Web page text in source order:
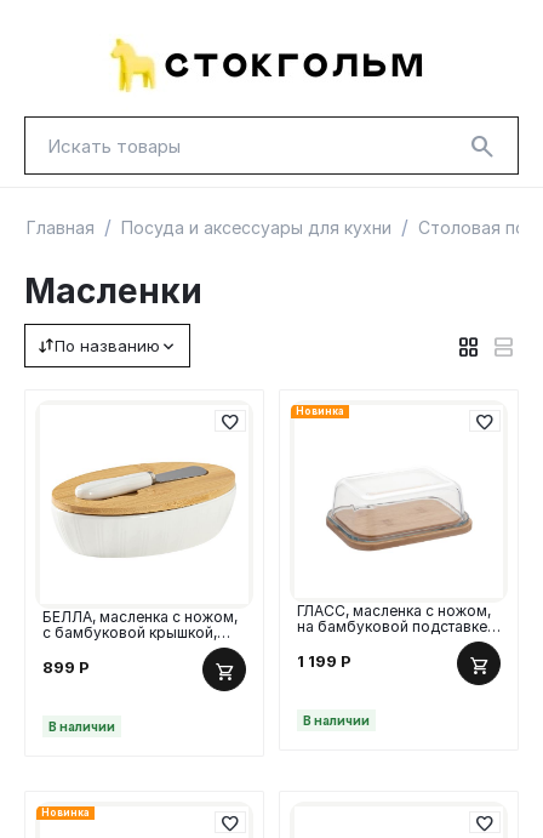
НОВИНКИ
Главная / Посуда и аксессуары для кухни / Столовая
Масленки
По названию
БЕЛЛА, масленка с ножом,
с бамбуковой крышкой,
899 Р
В наличии
Новинка
ГЛАСС, масленка с ножом,
на бамбуковой подставке,
1 199 Р
В наличии
Новинка